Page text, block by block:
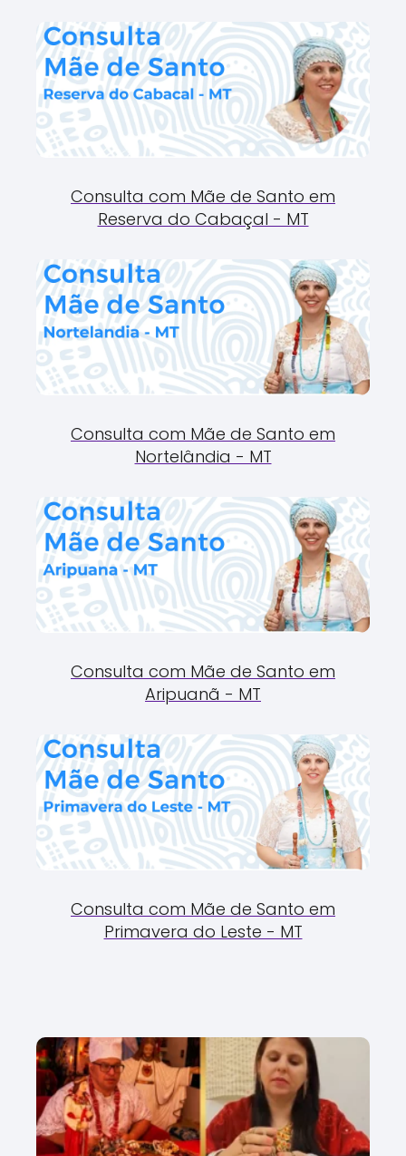
Consulta com Mãe de Santo em
Reserva do Cabaçal - MT
Consulta com Mãe de Santo em
Nortelândia - MT
Consulta com Mãe de Santo em
Aripuanã - MT
Consulta com Mãe de Santo em
Primavera do Leste - MT